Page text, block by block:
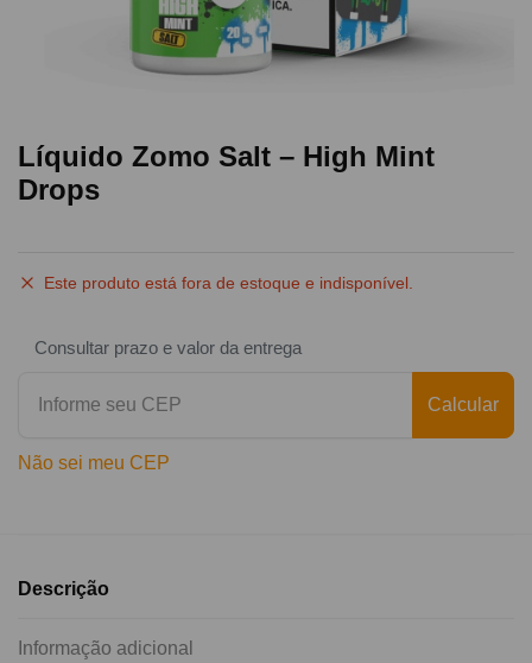
Líquido Zomo Salt – High Mint
Drops
Este produto está fora de estoque e indisponível.
Consultar prazo e valor da entrega
Calcular
Não sei meu CEP
Descrição
Informação adicional